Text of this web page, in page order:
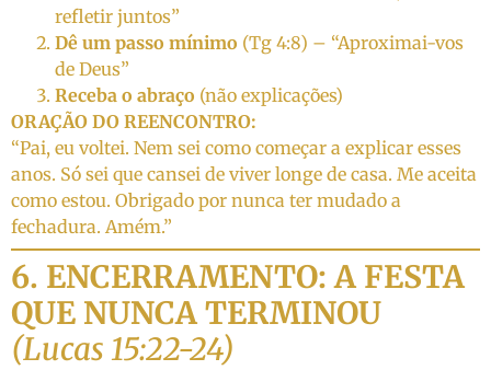
refletir juntos”
Dê um passo mínimo (Tg 4:8) – “Aproximai-vos
de Deus”
Receba o abraço (não explicações)
ORAÇÃO DO REENCONTRO:
“Pai, eu voltei. Nem sei como começar a explicar esses
anos. Só sei que cansei de viver longe de casa. Me aceita
como estou. Obrigado por nunca ter mudado a
fechadura. Amém.”
6. ENCERRAMENTO: A FESTA
QUE NUNCA TERMINOU
(Lucas 15:22-24)